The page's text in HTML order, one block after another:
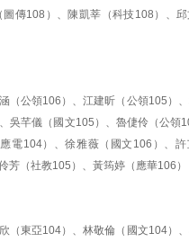
傳108）、陳凱莘（科技108）、
（公領106）、江建昕（公領105）
吳芊儀（國文105）、魯倢伶（公領
電104）、徐雅薇（國文106）、
（社教105）、黃筠婷（應華106）
（東亞104）、林敬倫（國文104）